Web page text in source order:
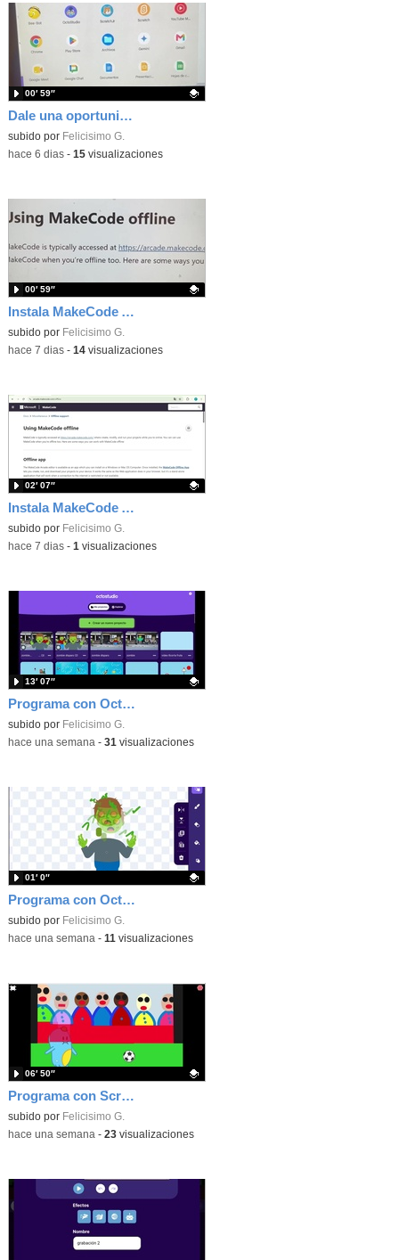
Dale una oportunidad a los Chromebooks y utiliza un proyector para realizar talleres si no tienes pantallas táctiles
Contenido educativo.
subido por Felicisimo G.
00′ 59″
-hace 6 dias- 15visualizaciones
Instala MakeCode Arcade para trabajar offline en tu tablet, ordenador, Chromebook
Contenido educativo.
subido por Felicisimo G.
00′ 59″
-hace 7 dias- 14visualizaciones
Instala MakeCode Arcade offline para programar grandes juegos sin necesidad de Internet
Contenido educativo.
subido por Felicisimo G.
02′ 07″
-hace 7 dias- 1 visualizaciones
Programa con OctoStudio, un juego de disparos contra Zombies con un cargador basado en el House of the dead
Contenido educativo.
subido por Felicisimo G.
13′ 07″
-hace una semana - 31 visualizaciones
Programa con OctoStudio, un juego homenajeando al House of the dead con Zombies
Contenido educativo.
subido por Felicisimo G.
01′ 0″
-hace una semana - 11 visualizaciones
Programa con Scratch Jr una barrera que se desplaza para dar sensación de movimiento
Contenido educativo.
subido por Felicisimo G.
06′ 50″
-hace una semana - 23visualizaciones